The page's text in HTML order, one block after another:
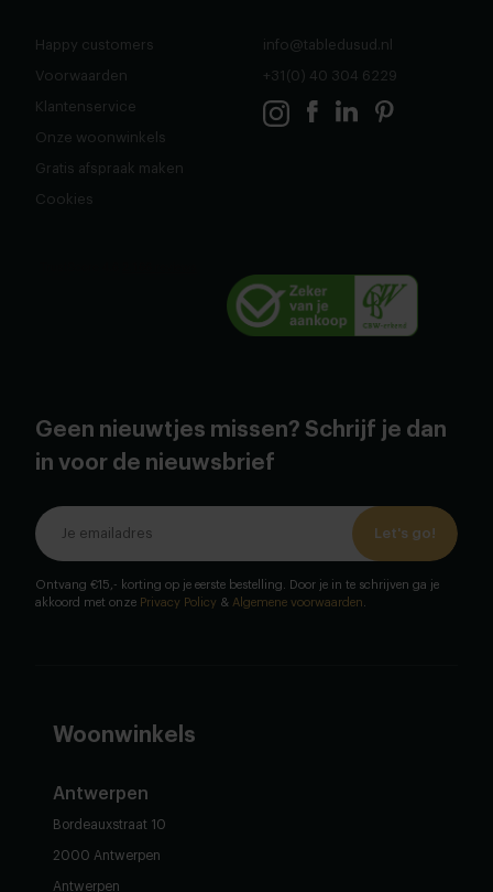
Happy customers
Voorwaarden
Klantenservice
Onze woonwinkels
Gratis afspraak maken
Cookies
info@tabledusud.nl
+31(0) 40 304 6229
Geen nieuwtjes missen? Schrijf je dan
in voor de nieuwsbrief
Let's go!
Ontvang €15,- korting op je eerste bestelling. Door je in te schrijven ga je
akkoord met onze Privacy Policy & Algemene voorwaarden.
Woonwinkels
Antwerpen
Bordeauxstraat 10
2000 Antwerpen
Antwerpen